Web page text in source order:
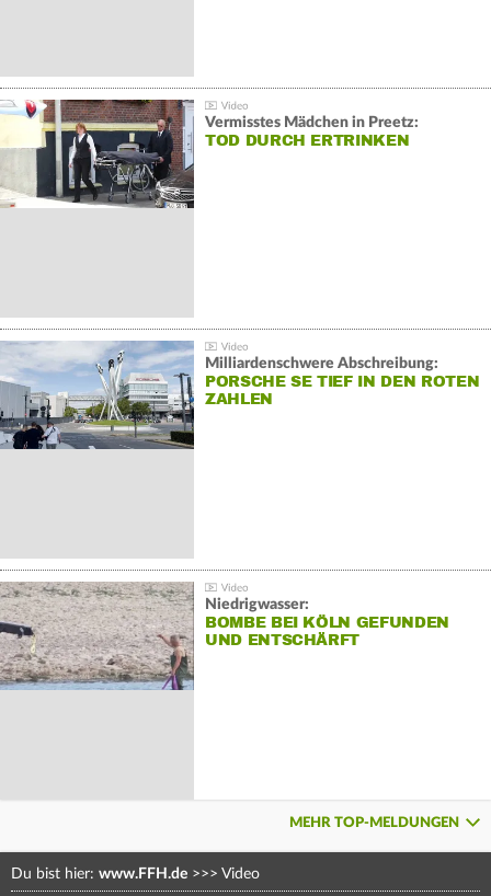
Vermisstes Mädchen in Preetz:
TOD DURCH ERTRINKEN
Milliardenschwere Abschreibung:
PORSCHE SE TIEF IN DEN ROTEN
ZAHLEN
Niedrigwasser:
BOMBE BEI KÖLN GEFUNDEN
UND ENTSCHÄRFT
MEHR TOP-MELDUNGEN
Du bist hier: www.FFH.de >>> Video